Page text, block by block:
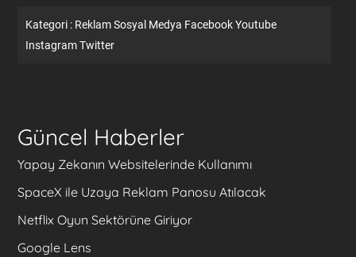
Kategori : Reklam Sosyal Medya Facebook Youtube
Instagram Twitter
Güncel Haberler
Yapay Zekanın Websitelerinde Kullanımı
SpaceX ile Uzaya Reklam Panosu Atılacak
Netflix Oyun Sektörüne Giriyor
Google Lens